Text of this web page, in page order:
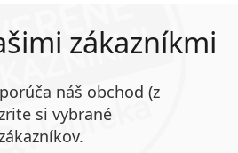
zákazníkmi
náš obchod (z
si vybrané